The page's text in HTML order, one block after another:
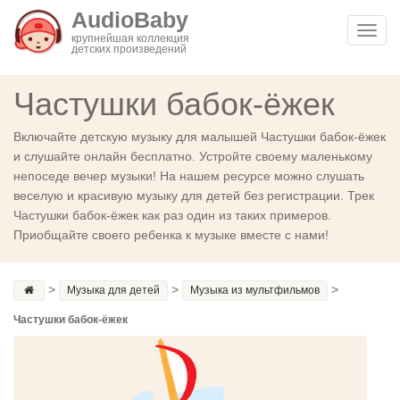
AudioBaby
крупнейшая коллекция
детских произведений
Частушки бабок-ёжек
Включайте детскую музыку для малышей Частушки бабок-ёжек
и слушайте онлайн бесплатно. Устройте своему маленькому
непоседе вечер музыки! На нашем ресурсе можно слушать
веселую и красивую музыку для детей без регистрации. Трек
Частушки бабок-ёжек как раз один из таких примеров.
Приобщайте своего ребенка к музыке вместе с нами!
> Музыка для детей > Музыка из мультфильмов >
Частушки бабок-ёжек